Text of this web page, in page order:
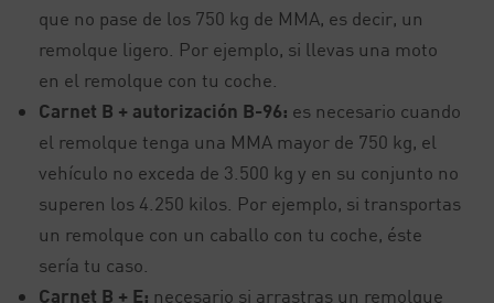
que no pase de los 750 kg de MMA, es decir, un
remolque ligero. Por ejemplo, si llevas una moto
en el remolque con tu coche.
Carnet B + autorización B-96: es necesario cuando
el remolque tenga una MMA mayor de 750 kg, el
vehículo no exceda de 3.500 kg y en su conjunto no
superen los 4.250 kilos. Por ejemplo, si transportas
un remolque con un caballo con tu coche, éste
sería tu caso.
Carnet B + E: necesario si arrastras un remolque